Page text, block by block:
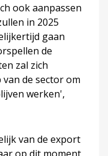
ook aanpassen
in 2025
gaan
de
zal zich
de sector om
werken',
van de export